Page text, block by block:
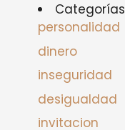
Categorías
personalidad
dinero
inseguridad
desigualdad
invitacion